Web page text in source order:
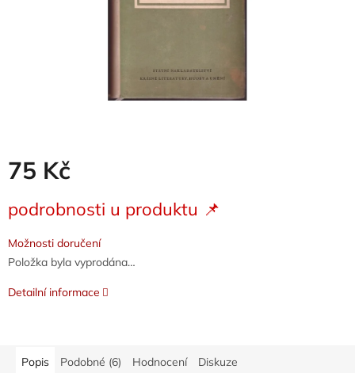
75 Kč
cena:
podrobnosti u produktu 📌
Možnosti doručení
Položka byla vyprodána…
Detailní informace
Popis Podobné (6) Hodnocení Diskuze